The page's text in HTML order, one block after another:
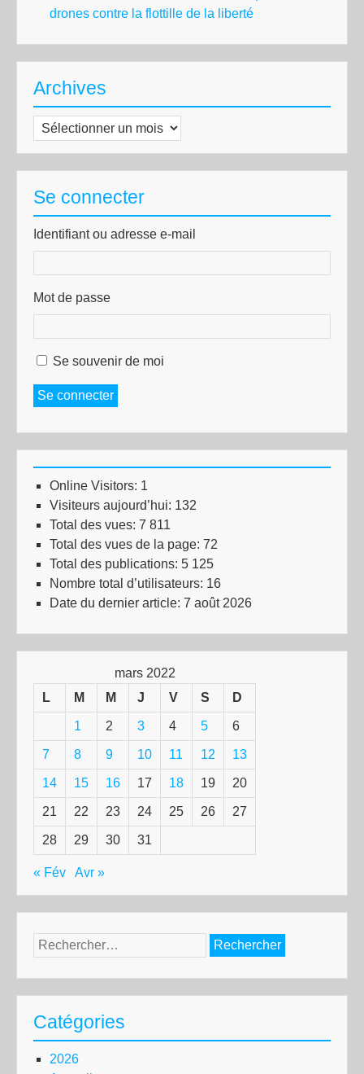
drones contre la flottille de la liberté
Archives
Archives
Se connecter
Identifiant ou adresse e-mail
Mot de passe
Se souvenir de moi
Se connecter
Online Visitors: 1
Visiteurs aujourd’hui: 132
Total des vues: 7 811
Total des vues de la page: 72
Total des publications: 5 125
Nombre total d’utilisateurs: 16
Date du dernier article: 7 août 2026
mars 2022
L
M M J V S D
1 2 3 4 5 6
7 8 9 10 11 12 13
14 15 16 17 18 19 20
21 22 23 24 25 26 27
28 29 30 31
« Fév Avr »
Rechercher :
Catégories
2026